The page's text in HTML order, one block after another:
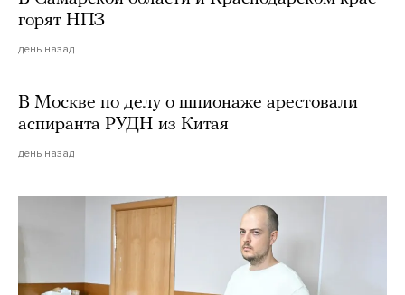
горят НПЗ
день назад
В Москве по делу о шпионаже арестовали
аспиранта РУДН из Китая
день назад